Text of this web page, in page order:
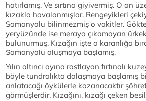
hatırlamış. Ve sırtına giyivermiş. O an
kızakla havalanmışlar. Rengeyikleri
Samanyolu bilinmezmiş o vakitler.
yeryüzünde ise meraya çıkamayan
bulunurmuş. Kızağın işte o karanlığa
Samanyolu oluşmaya başlamış.
Yılın altıncı ayına rastlayan fırtınalı
böyle tundralıkta dolaşmaya başlamış
anlatacağı öykülerle kazanacaktır
görmüşlerdir. Kızağını, kızağı çeken